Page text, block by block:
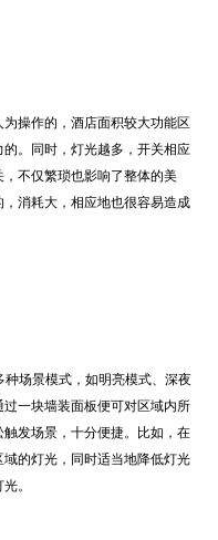
操作的，酒店面积较大功能区
。同时，灯光越多，开关相应
不仅繁琐也影响了整体的美
消耗大，相应地也很容易造成
场景模式，如明亮模式、深夜
一块墙装面板便可对区域内所
发场景，十分便捷。比如，在
的灯光，同时适当地降低灯光
。